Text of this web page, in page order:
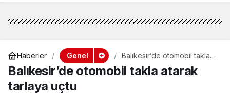
Haberler Genel
Balıkesir’de otomobil takla
atarak tarlaya uçtu
Balıkesir’de otomobil takla atarak
tarlaya uçtu